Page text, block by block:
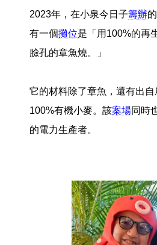
2023年，在小泉今日子籌辦
有一個攤位是「用100%的再
臉孔的章魚燒。」
它的材料除了章魚，還有出
100%有機小麥。該案場同時
的電力生產者。